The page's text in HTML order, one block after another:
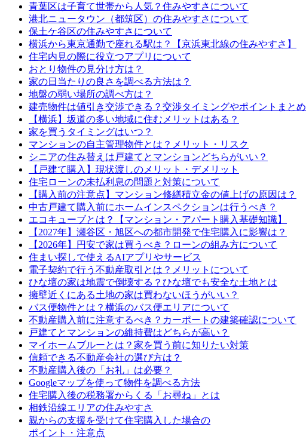
青葉区は子育て世帯から人気？住みやすさについて
港北ニュータウン（都筑区）の住みやすさについて
保土ケ谷区の住みやすさについて
横浜から東京通勤で座れる駅は？【京浜東北線の住みやすさ】
住宅内見の際に役立つアプリについて
おとり物件の見分け方は？
家の日当たりの良さを調べる方法は？
地盤の弱い場所の調べ方は？
建売物件は値引き交渉できる？交渉タイミングやポイントまとめ
【横浜】坂道の多い地域に住むメリットはある？
家を買うタイミングはいつ？
マンションの自主管理物件とは？メリット・リスク
シニアの住み替えは戸建てとマンションどちらがいい？
【戸建て購入】現状渡しのメリット・デメリット
住宅ローンの未払利息の問題と対策について
【購入前の注意点】マンション修繕積立金の値上げの原因は？
中古戸建て購入前にホームインスペクションは行うべき？
エコキューブとは？【マンション・アパート購入基礎知識】
【2027年】瀬谷区・旭区への都市開発で住宅購入に影響は？
【2026年】円安で家は買うべき？ローンの組み方について
住まい探しで使えるAIアプリやサービス
電子契約で行う不動産取引とは？メリットについて
ひな壇の家は地震で倒壊する？ひな壇でも安全な土地とは
擁壁近くにある土地の家は買わないほうがいい？
バス便物件とは？横浜のバス便エリアについて
不動産購入前に注意するべき？カーポートの建築確認について
戸建てとマンションの維持費はどちらが高い？
マイホームブルーとは？家を買う前に知りたい対策
信頼できる不動産会社の選び方は？
不動産購入後の「お礼」は必要？
Googleマップを使って物件を調べる方法
住宅購入後の税務署からくる「お尋ね」とは
相鉄沿線エリアの住みやすさ
親からの支援を受けて住宅購入した場合の
ポイント・注意点